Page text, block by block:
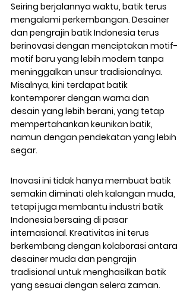
Seiring berjalannya waktu, batik terus
mengalami perkembangan. Desainer
dan pengrajin batik Indonesia terus
berinovasi dengan menciptakan motif-
motif baru yang lebih modern tanpa
meninggalkan unsur tradisionalnya.
Misalnya, kini terdapat batik
kontemporer dengan warna dan
desain yang lebih berani, yang tetap
mempertahankan keunikan batik,
namun dengan pendekatan yang lebih
segar.
Inovasi ini tidak hanya membuat batik
semakin diminati oleh kalangan muda,
tetapi juga membantu industri batik
Indonesia bersaing di pasar
internasional. Kreativitas ini terus
berkembang dengan kolaborasi antara
desainer muda dan pengrajin
tradisional untuk menghasilkan batik
yang sesuai dengan selera zaman.